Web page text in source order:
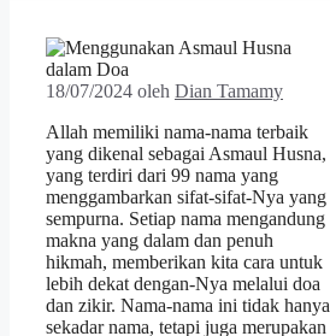
18/07/2024 oleh Dian Tamamy
Allah memiliki nama-nama terbaik
yang dikenal sebagai Asmaul Husna,
yang terdiri dari 99 nama yang
menggambarkan sifat-sifat-Nya yang
sempurna. Setiap nama mengandung
makna yang dalam dan penuh
hikmah, memberikan kita cara untuk
lebih dekat dengan-Nya melalui doa
dan zikir. Nama-nama ini tidak hanya
sekadar nama, tetapi juga merupakan